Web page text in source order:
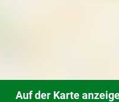
Auf der Karte